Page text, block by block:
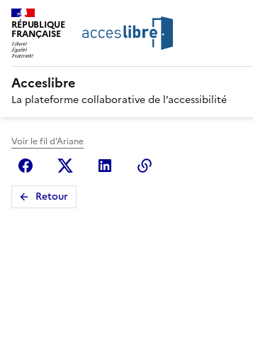
RÉPUBLIQUE
FRANÇAISE
Acceslibre
La plateforme collaborative de l’accessibilité
Voir le fil d'Ariane
FacebookX (anciennement Twitter)
Linkedin
Retour